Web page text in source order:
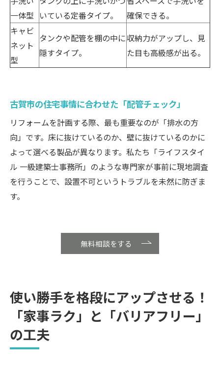
一体型 いている定番タイプ。
確保できる。
キャビ
ネット
型
タンクや配管を棚の中に
隠すタイプ。
収納力がアップし、見
た目も高級感が出る。
古賀市の住宅事情に合わせた「配管チェック」
リフォームを計画する際、最も重要なのが「排水の方
向」です。床に抜けているのか、壁に抜けているのかに
よって選べる製品が異なります。私たち「ライフスタイ
ル 一級建築士事務所」のような専門家が事前に現地調査
を行うことで、設置不可というトラブルを未然に防ぎま
す。
無料相談をする
使い勝手を格段にアップさせる！
「家事ラク」と「バリアフリー」
の工夫